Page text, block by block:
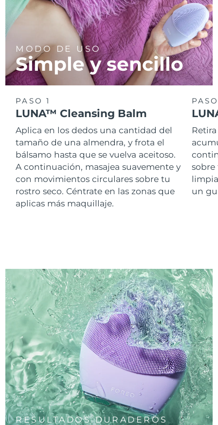
MODO DE USO
Simple y sencillo
PASO 1
LUNA™ Cleansing Balm
Aplica en los dedos una cantidad del
tamaño de una almendra, y frota el
bálsamo hasta que se vuelva aceitoso.
A continuación, masajea suavemente y
con movimientos circulares sobre tu
rostro seco. Céntrate en las zonas que
aplicas más maquillaje.
un
RESULTADOS DURADEROS